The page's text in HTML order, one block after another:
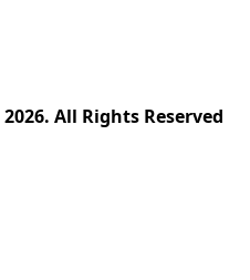
2026. All Rights Reserved